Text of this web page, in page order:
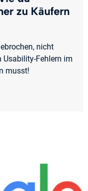
zu Käufern
nicht
Usability-Fehlern im
musst!